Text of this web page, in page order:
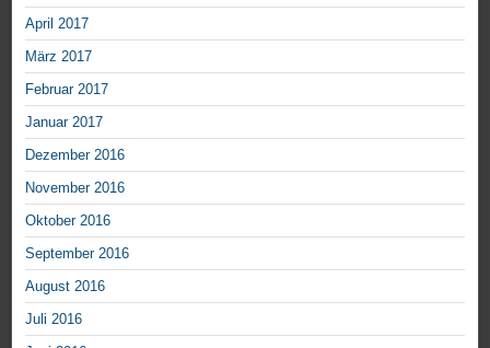
April 2017
März 2017
Februar 2017
Januar 2017
Dezember 2016
November 2016
Oktober 2016
September 2016
August 2016
Juli 2016